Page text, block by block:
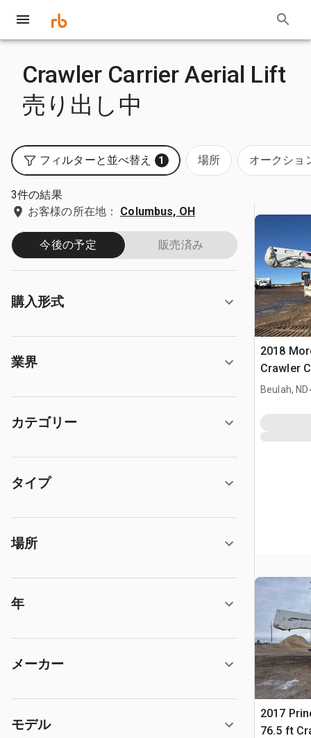
Crawler Carrier Aerial Lift
売り出し中
フィルターと並べ替え 1 場所 オークショ
3件の結果
お客様の所在地：
Columbus, OH
今後の予定 販売済み
購入形式
業界
カテゴリー
タイプ
場所
年
メーカー
モデル
2018
Crawler
w/2018
Beulah, ND.
2017
76.5 ft